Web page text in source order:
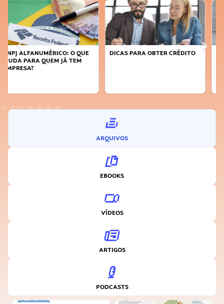
DICAS PARA OBTER CRÉDITO
FAÇA A DIFERENÇA: SEJA
ARQUIVOS
EBOOKS
VÍDEOS
ARTIGOS
PODCASTS